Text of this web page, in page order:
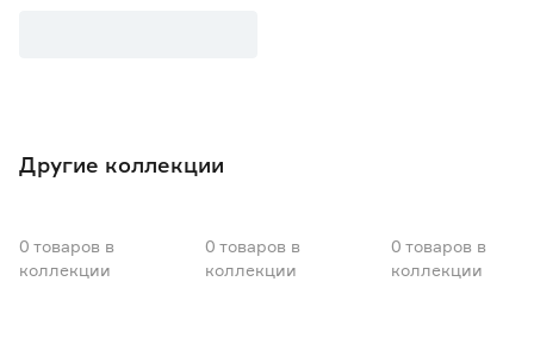
Другие коллекции
0 товаров в
коллекции
0 товаров в
коллекции
0 товаров в
коллекции